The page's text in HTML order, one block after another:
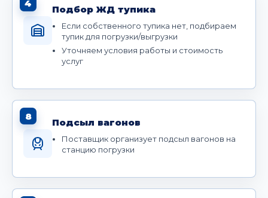
4
Подбор ЖД тупика
Если собственного тупика нет, подбираем
тупик для погрузки/выгрузки
Уточняем условия работы и стоимость
услуг
8
Подсыл вагонов
Поставщик организует подсыл вагонов на
станцию погрузки